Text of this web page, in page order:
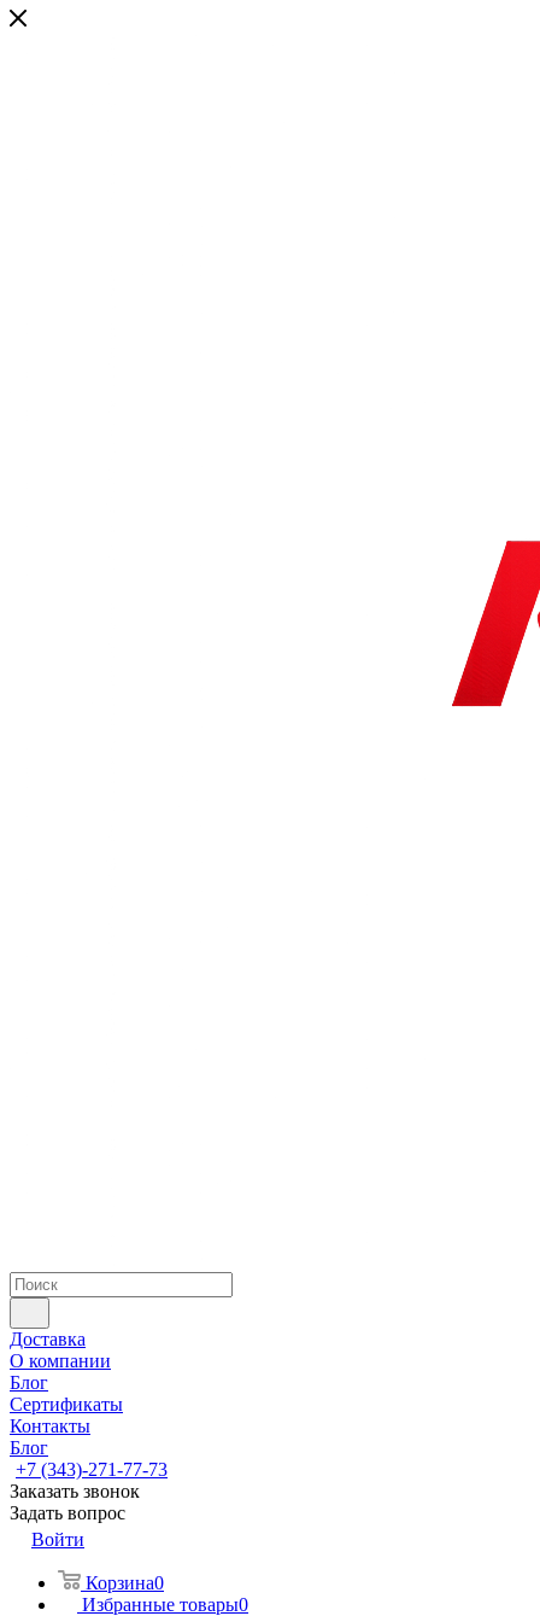
Доставка
О компании
Блог
Сертификаты
Контакты
Блог
+7 (343)-271-77-73
Заказать звонок
Задать вопрос
Войти
Корзина0
Избранные товары0